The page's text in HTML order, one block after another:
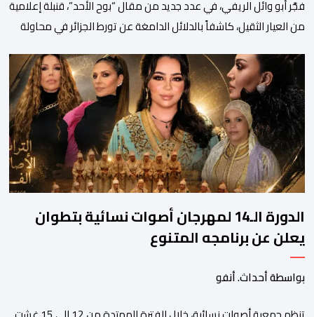
فجَّر أبو وائل الريفي، في عدد جديد من مقال “بوح الأحد”، قنبلة إعلامية
من العيار الثقيل، كاشفاً بالدلائل الدامغة عن تورط الجزائر في محاولة
الاستراتيجية مع إسبانيا، كاشفا خيوط حملة تحريضية ممنهجة شنتها
الحسابات والمنصات التابعة للمخابرات العسكرية الجزائرية لاستدراج
الشباب والقاصرين عبر مواقع التواصل الاجتماعي، وذلك […]
الدورة الـ14 لمهرجان أصوات نسائية بتطوان
يعلن عن برنامجه المتنوع
بواسطة أحداث. أنفو